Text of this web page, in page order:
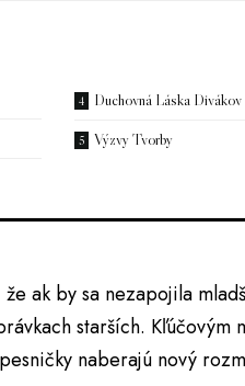
Duchovná Láska Divákov
Výzvy Tvorby
ak by sa nezapojila
starších. Kľúčovým
naberajú nový